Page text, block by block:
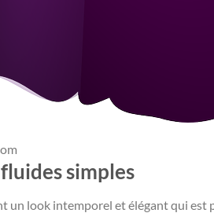
simples
un look intemporel et élégant qui